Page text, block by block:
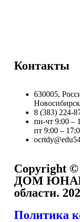
Контакты
630005,
8 (383) 224-
пн-чт 9:00 –
пт 9:00 –
Copyright
ДОМ
области.
Политика